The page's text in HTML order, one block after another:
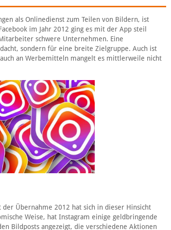
als Onlinedienst zum Teilen von Bildern, ist
im Jahr 2012 ging es mit der App steil
schwere Unternehmen. Eine
sondern für eine breite Zielgruppe. Auch ist
an Werbemitteln mangelt es mittlerweile nicht
der Übernahme 2012 hat sich in dieser Hinsicht
Weise, hat Instagram einige geldbringende
Bildposts angezeigt, die verschiedene Aktionen